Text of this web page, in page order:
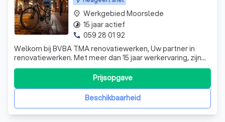
Welkom bij BVBA TMA renovatiewerken, Uw partner in
renovatiewerken. Met meer dan 15 jaar werkervaring, zijn
wij gespecialiseerd in pleister-, plamuur en
schilderwerken. Eveneens doen wij betegeling, centrale
verwarming, dak- en electriciteitswerken. De tevredenheid
van de klant voor de uitgevoerde
Beschikbaarheid
Prijsopgave
place Werkgebied Moorslede
timelapse 15 jaar actief
phone 059 28 01 92